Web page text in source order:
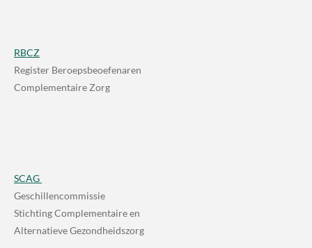
RBCZ
Register Beroepsbeoefenaren
Complementaire Zorg
SCAG
Geschillencommissie
Stichting Complementaire en
Alternatieve Gezondheidszorg